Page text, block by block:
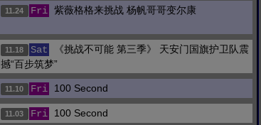
11.24 Fri 紫薇格格来挑战 杨帆哥哥变尔康
11.18 Sat
《挑战不可能 第三季》 天安门国旗护卫队震
撼“百步筑梦”
11.10 Fri 100 Second
11.03 Fri 100 Second